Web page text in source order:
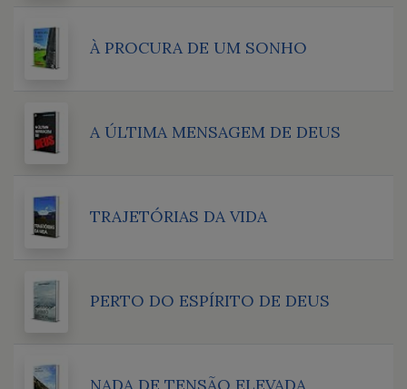
À PROCURA DE UM SONHO
A ÚLTIMA MENSAGEM DE DEUS
TRAJETÓRIAS DA VIDA
PERTO DO ESPÍRITO DE DEUS
NADA DE TENSÃO ELEVADA